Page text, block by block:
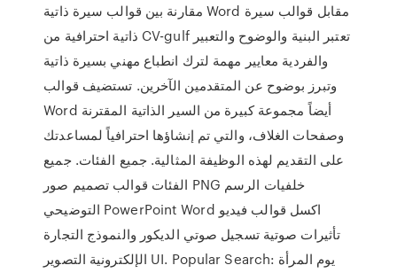
مقارنة بين قوالب سيرة ذاتية Word مقابل قوالب سيرة
ذاتية احترافية من CV-gulf تعتبر البنية والوضوح والتعبير
والفردية معايير مهمة لترك انطباع مهني بسيرة ذاتية
وتبرز بوضوح عن المتقدمين الآخرين. تستضيف قوالب
Word أيضاً مجموعة كبيرة من السير الذاتية المقترنة
وصفحات الغلاف، والتي تم إنشاؤها احترافياً لمساعدتك
على التقديم لهذه الوظيفة المثالية. جميع الفئات. جميع
الفئات قوالب تصميم صور PNG خلفيات الرسم
التوضيحي PowerPoint Word اكسل قوالب فيديو
تأثيرات صوتية تسجيل صوتي الديكور والنموذج التجارة
الإلكترونية التصوير UI. Popular Search: يوم المرأة